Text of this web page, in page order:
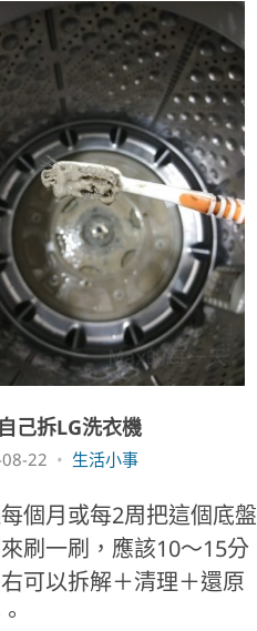
己拆LG洗衣機
22 生活小事
個月或每2周把這個底盤
刷一刷，應該10～15分
可以拆解＋清理＋還原